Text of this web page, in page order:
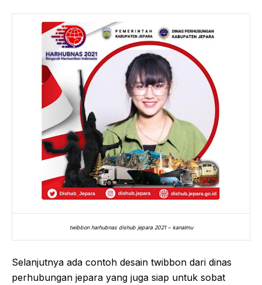
twibbon harhubnas dishub jepara 2021 – kanalmu
Selanjutnya ada contoh desain twibbon dari dinas
perhubungan jepara yang juga siap untuk sobat